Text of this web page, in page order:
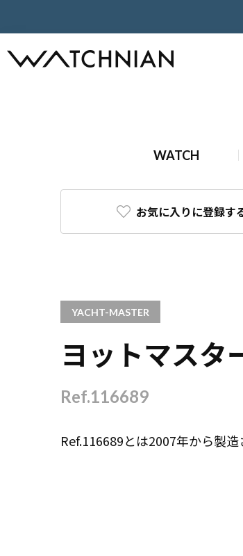
WATCH
お気に入りに登録す
YACHT-MASTER
ヨットマスタ
Ref.116689
Ref.116689とは2007年から製